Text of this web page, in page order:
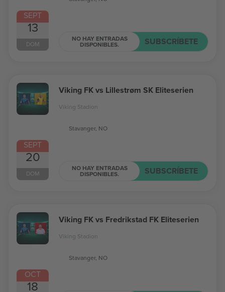
SEPT
13
DOM
NO HAY ENTRADAS
DISPONIBLES. SUBSCRÍBETE
SEPT
20
DOM
Viking FK vs Lillestrøm SK Eliteserien
Viking Stadion
Stavanger, NO
NO HAY ENTRADAS
DISPONIBLES. SUBSCRÍBETE
OCT
18
Viking FK vs Fredrikstad FK Eliteserien
Viking Stadion
Stavanger, NO